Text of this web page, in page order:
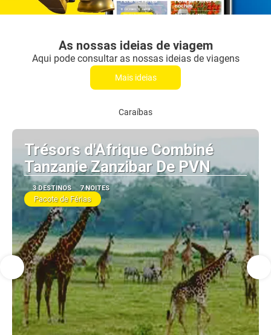
As nossas ideias de viagem
Aqui pode consultar as nossas ideias de viagens
Mais ideias
Caraíbas
Trésors d'Afrique Combiné
Tanzanie Zanzibar De PVN
3 DESTINOS 7 NOITES
Pacote de Férias